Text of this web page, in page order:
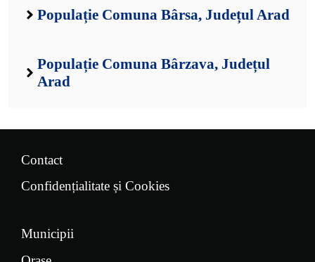
Populație Comuna Bârsa, Județul Arad
Populație Comuna Bârzava, Județul
Arad
Contact
Confidențialitate și Cookies
Municipii